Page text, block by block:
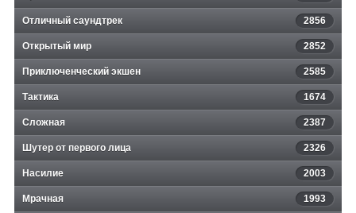
Отличный саундтрек 2856
Открытый мир 2852
Приключенческий экшен 2585
Тактика 1674
Сложная 2387
Шутер от первого лица 2326
Насилие 2003
Мрачная 1993